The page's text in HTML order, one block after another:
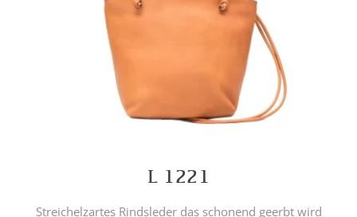
L 1221
Streichelzartes Rindsleder das schonend geerbt wird